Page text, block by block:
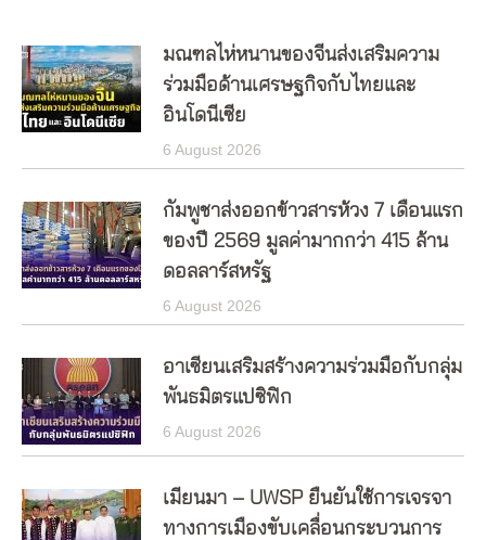
มณฑลไห่หนานของจีนส่งเสริมความ
ร่วมมือด้านเศรษฐกิจกับไทยและ
อินโดนีเซีย
6 August 2026
กัมพูชาส่งออกข้าวสารห้วง 7 เดือนแรก
ของปี 2569 มูลค่ามากกว่า 415 ล้าน
ดอลลาร์สหรัฐ
6 August 2026
อาเซียนเสริมสร้างความร่วมมือกับกลุ่ม
พันธมิตรแปซิฟิก
6 August 2026
เมียนมา – UWSP ยืนยันใช้การเจรจา
ทางการเมืองขับเคลื่อนกระบวนการ